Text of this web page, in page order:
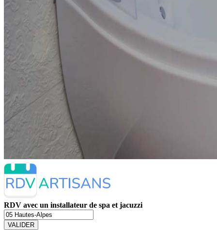
RDV avec un installateur de spa et jacuzzi
VALIDER